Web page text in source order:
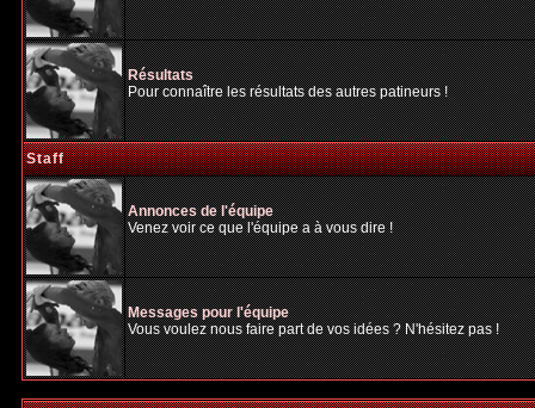
Résultats
Pour connaître les résultats des autres patineurs !
Staff
Annonces de l'équipe
Venez voir ce que l'équipe a à vous dire !
Messages pour l'équipe
Vous voulez nous faire part de vos idées ? N'hésitez pas !